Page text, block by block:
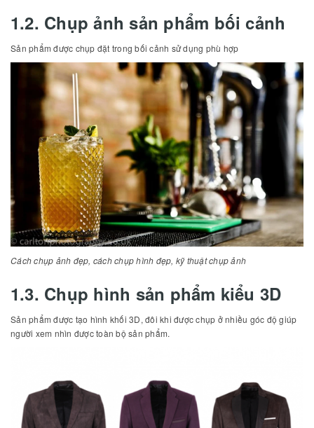
1.2. Chụp ảnh sản phẩm bối cảnh
Sản phẩm được chụp đặt trong bối cảnh sử dụng phù hợp
Cách chụp ảnh đẹp, cách chụp hình đẹp, kỹ thuật chụp ảnh
1.3. Chụp hình sản phẩm kiểu 3D
Sản phẩm được tạo hình khối 3D, đôi khi được chụp ở nhiều góc độ giúp
người xem nhìn được toàn bộ sản phẩm.